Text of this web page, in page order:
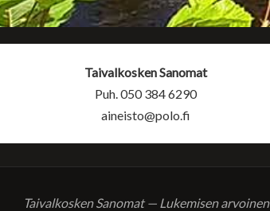
Taivalkosken Sanomat
Puh. 050 384 6290
aineisto@polo.fi
Taivalkosken Sanomat — Lukemisen arvoinen